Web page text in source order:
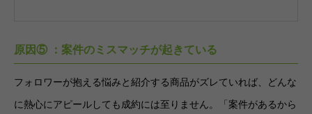
原因⑤ ：案件のミスマッチが起きている
フォロワーが抱える悩みと紹介する商品がズレていれば、どんな
に熱心にアピールしても成約には至りません。「案件があるから